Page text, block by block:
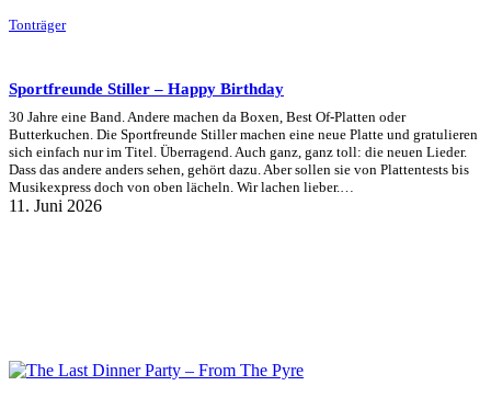
Tonträger
Sportfreunde Stiller – Happy Birthday
30 Jahre eine Band. Andere machen da Boxen, Best Of-Platten oder
Butterkuchen. Die Sportfreunde Stiller machen eine neue Platte und gratulieren
sich einfach nur im Titel. Überragend. Auch ganz, ganz toll: die neuen Lieder.
Dass das andere anders sehen, gehört dazu. Aber sollen sie von Plattentests bis
Musikexpress doch von oben lächeln. Wir lachen lieber.…
11. Juni 2026